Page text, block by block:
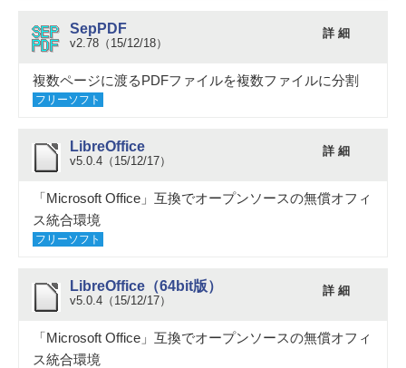
SepPDF
v2.78（15/12/18）
詳 細
複数ページに渡るPDFファイルを複数ファイルに分割
フリーソフト
LibreOffice
v5.0.4（15/12/17）
詳 細
「Microsoft Office」互換でオープンソースの無償オフィ
ス統合環境
フリーソフト
LibreOffice（64bit版）
v5.0.4（15/12/17）
詳 細
「Microsoft Office」互換でオープンソースの無償オフィ
ス統合環境